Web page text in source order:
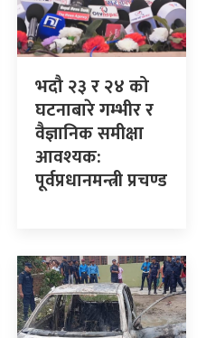
भदौ २३ र २४ को
घटनाबारे गम्भीर र
वैज्ञानिक समीक्षा
आवश्यक:
पूर्वप्रधानमन्त्री प्रचण्ड